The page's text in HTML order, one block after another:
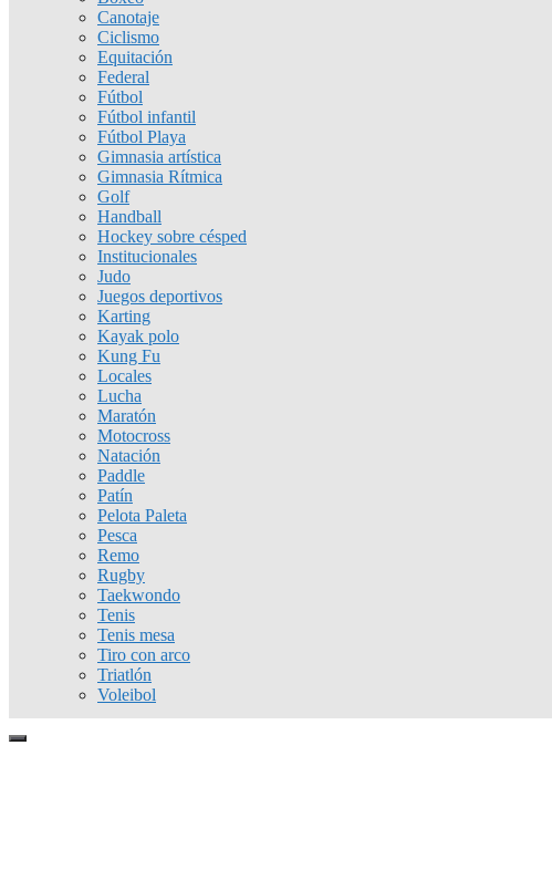
Canotaje
Ciclismo
Equitación
Federal
Fútbol
Fútbol infantil
Fútbol Playa
Gimnasia artística
Gimnasia Rítmica
Golf
Handball
Hockey sobre césped
Institucionales
Judo
Juegos deportivos
Karting
Kayak polo
Kung Fu
Locales
Lucha
Maratón
Motocross
Natación
Paddle
Patín
Pelota Paleta
Pesca
Remo
Rugby
Taekwondo
Tenis
Tenis mesa
Tiro con arco
Triatlón
Voleibol